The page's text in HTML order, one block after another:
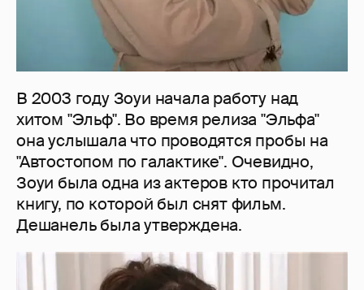
В 2003 году Зоуи начала работу над
хитом "Эльф". Во время релиза "Эльфа"
она услышала что проводятся пробы на
"Автостопом по галактике". Очевидно,
Зоуи была одна из актеров кто прочитал
книгу, по которой был снят фильм.
Дешанель была утверждена.